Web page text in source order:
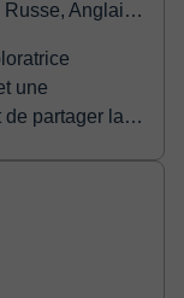
Parle: Italien, Espagnol, Portugais, Russe, Anglais, Français
une
partager la